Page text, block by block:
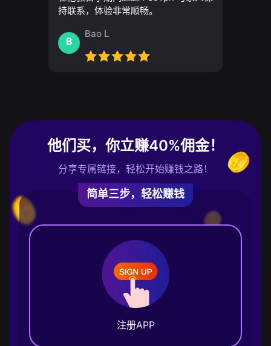
持联系，体验非常顺畅。
B
Bao L
他们买，你立赚40%佣金！
分享专属链接，轻松开始赚钱之路！
简单三步，轻松赚钱
注册APP